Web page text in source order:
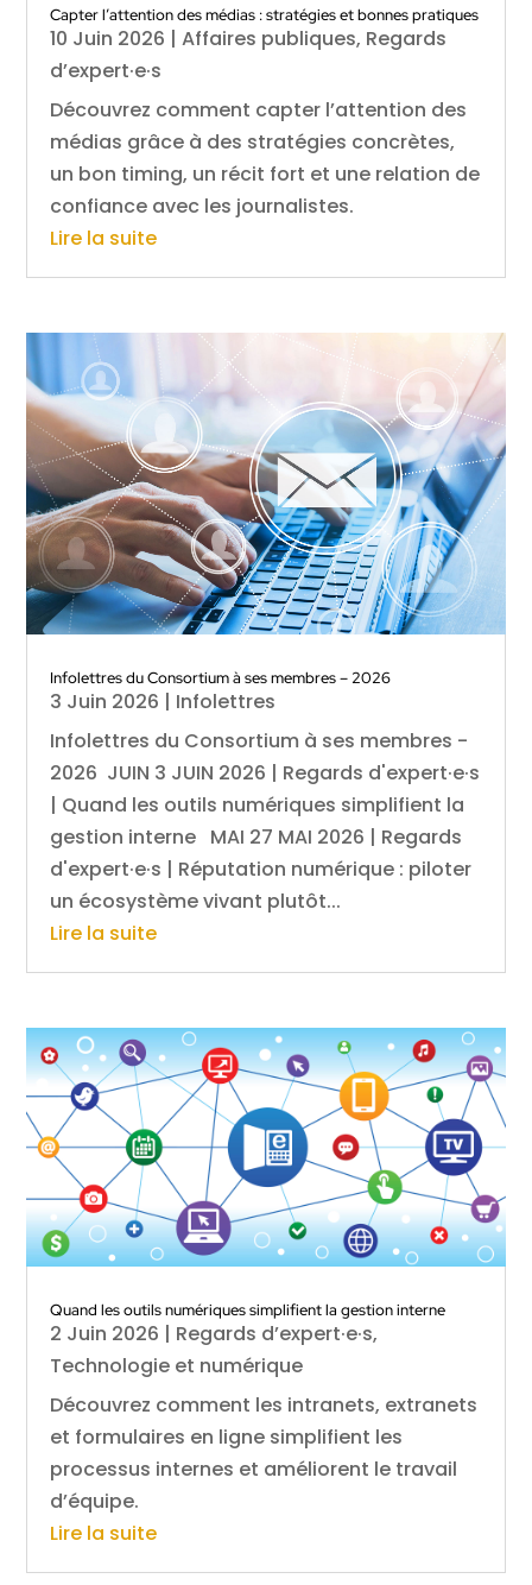
Capter l’attention des médias : stratégies et bonnes pratiques
10 Juin 2026 |Affaires publiques, Regards
d’expert·e·s
Découvrez comment capter l’attention des
médias grâce à des stratégies concrètes,
un bon timing, un récit fort et une relation de
confiance avec les journalistes.
Lire la suite
Infolettres du Consortium à ses membres – 2026
3 Juin 2026 | Infolettres
Infolettres du Consortium à ses membres -
2026 JUIN 3 JUIN 2026 | Regards d'expert·e·s
| Quand les outils numériques simplifient la
gestion interne MAI 27 MAI 2026 | Regards
d'expert·e·s | Réputation numérique : piloter
un écosystème vivant plutôt...
Lire la suite
Quand les outils numériques simplifient la gestion interne
2 Juin 2026 | Regards d’expert·e·s,
Technologie et numérique
Découvrez comment les intranets, extranets
et formulaires en ligne simplifient les
processus internes et améliorent le travail
d’équipe.
Lire la suite